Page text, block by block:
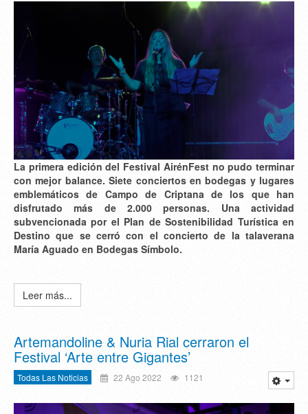
La primera edición del Festival AirénFest no pudo terminar
con mejor balance. Siete conciertos en bodegas y lugares
emblemáticos de Campo de Criptana de los que han
disfrutado más de 2.000 personas. Una actividad
subvencionada por el Plan de Sostenibilidad Turística en
Destino que se cerró con el concierto de la talaverana
María Aguado en Bodegas Símbolo.
Leer más...
Artemandoline & Nuria Rial cerraron el
Festival ‘Arte entre Gigantes’
Todas Las Noticias 22 Ago 2022 1121